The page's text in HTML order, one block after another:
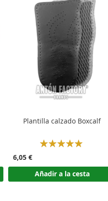
Plantilla calzado Boxcalf
Rating:
6,05 €
Añadir a la cesta